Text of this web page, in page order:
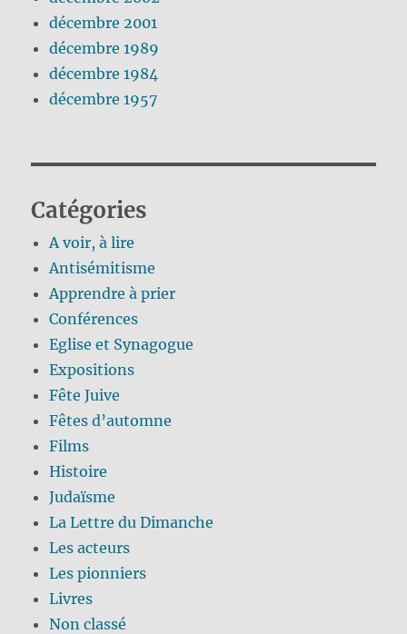
décembre 2001
décembre 1989
décembre 1984
décembre 1957
Catégories
A voir, à lire
Antisémitisme
Apprendre à prier
Conférences
Eglise et Synagogue
Expositions
Fête Juive
Fêtes d’automne
Films
Histoire
Judaïsme
La Lettre du Dimanche
Les acteurs
Les pionniers
Livres
Non classé